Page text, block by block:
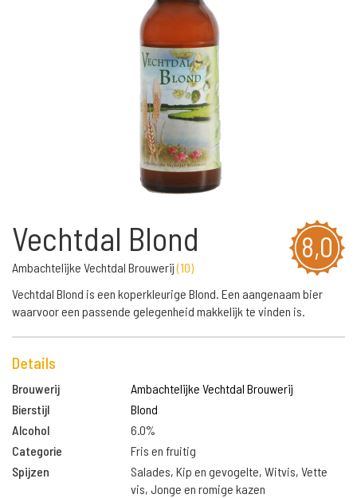
8,0
Vechtdal Blond
Ambachtelijke Vechtdal Brouwerij(10)
Vechtdal Blond is een koperkleurige Blond. Een aangenaam bier
waarvoor een passende gelegenheid makkelijk te vinden is.
Details
Brouwerij
Ambachtelijke Vechtdal Brouwerij
Bierstijl
Blond
Alcohol
6.0%
Categorie
Fris en fruitig
Spijzen
Salades, Kip en gevogelte, Witvis, Vette
vis, Jonge en romige kazen